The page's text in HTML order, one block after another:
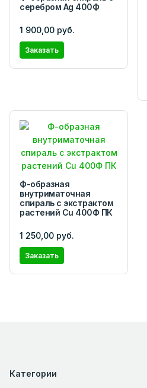
серебром Ag 400Ф
1 900,00 руб.
Заказать
Ф-образная
внутриматочная
спираль с экстрактом
растений Сu 400Ф ПК
1 250,00 руб.
Заказать
Категории